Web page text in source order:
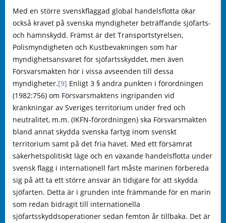
Med en större svenskflaggad global handelsflotta ökar
också kravet på svenska myndigheter beträffande sjöfarts-
och hamnskydd. Främst är det Transportstyrelsen,
Polismyndigheten och Kustbevakningen som har
myndighetsansvaret för sjöfartsskyddet, men även
Försvarsmakten hör i vissa avseenden till dessa
myndigheter.[9] Enligt 3 § andra punkten i förordningen
(1982:756) om Försvarsmaktens ingripanden vid
kränkningar av Sveriges territorium under fred och
neutralitet, m.m. (IKFN-förordningen) ska Försvarsmakten
bland annat skydda svenska fartyg inom svenskt
territorium samt på det fria havet. Med ett försämrat
säkerhetspolitiskt läge och en växande handelsflotta under
svensk flagg i internationell fart måste marinen förbereda
sig på att ta ett större ansvar än tidigare för att skydda
sjöfarten. Detta är i grunden inte främmande för en marin
som redan bidragit till internationella
sjöfartsskyddsoperationer sedan femton år tillbaka. Det är